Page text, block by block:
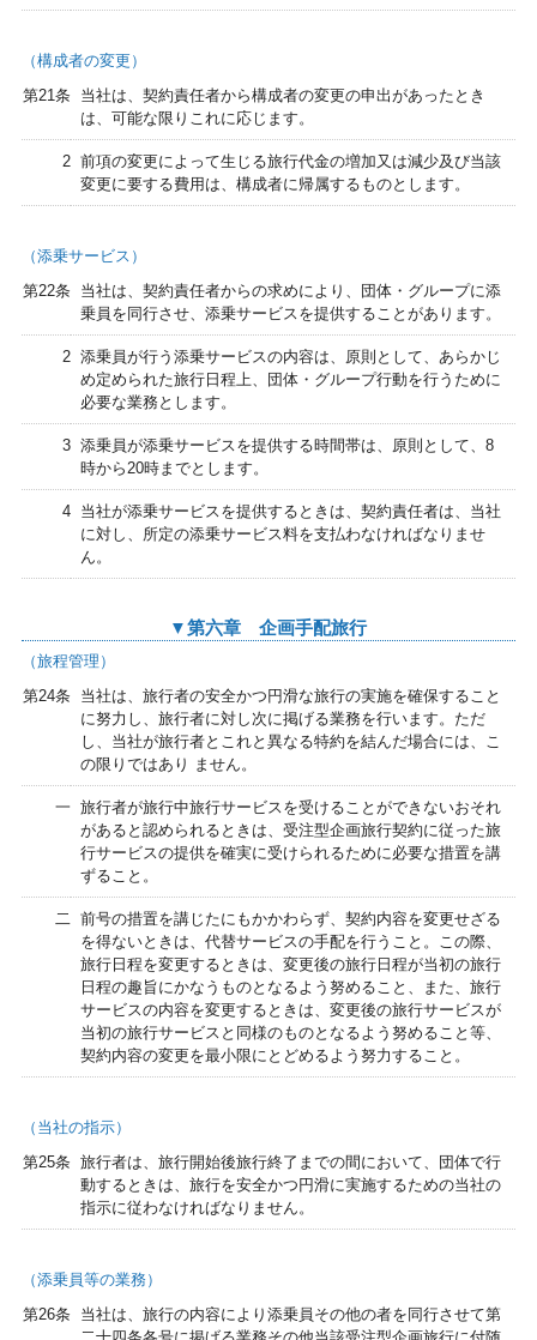
（構成者の変更）
第21条
当社は、契約責任者から構成者の変更の申出があったとき
は、可能な限りこれに応じます。
2 前項の変更によって生じる旅行代金の増加又は減少及び当該
変更に要する費用は、構成者に帰属するものとします。
（添乗サービス）
第22条
当社は、契約責任者からの求めにより、団体・グループに添
乗員を同行させ、添乗サービスを提供することがあります。
2 添乗員が行う添乗サービスの内容は、原則として、あらかじ
め定められた旅行日程上、団体・グループ行動を行うために
必要な業務とします。
3 添乗員が添乗サービスを提供する時間帯は、原則として、8
時から20時までとします。
4
当社が添乗サービスを提供するときは、契約責任者は、当社
に対し、所定の添乗サービス料を支払わなければなりませ
ん。
▼第六章 企画手配旅行
（旅程管理）
第24条
当社は、旅行者の安全かつ円滑な旅行の実施を確保すること
に努力し、旅行者に対し次に掲げる業務を行います。ただ
し、当社が旅行者とこれと異なる特約を結んだ場合には、こ
の限りではあり ません。
一 旅行者が旅行中旅行サービスを受けることができないおそれ
があると認められるときは、受注型企画旅行契約に従った旅
行サービスの提供を確実に受けられるために必要な措置を講
ずること。
二 前号の措置を講じたにもかかわらず、契約内容を変更せざる
を得ないときは、代替サービスの手配を行うこと。この際、
旅行日程を変更するときは、変更後の旅行日程が当初の旅行
日程の趣旨にかなうものとなるよう努めること、また、旅行
サービスの内容を変更するときは、変更後の旅行サービスが
当初の旅行サービスと同様のものとなるよう努めること等、
契約内容の変更を最小限にとどめるよう努力すること。
（当社の指示）
第25条 旅行者は、旅行開始後旅行終了までの間において、団体で行
動するときは、旅行を安全かつ円滑に実施するための当社の
指示に従わなければなりません。
（添乗員等の業務）
第26条
当社は、旅行の内容により添乗員その他の者を同行させて第